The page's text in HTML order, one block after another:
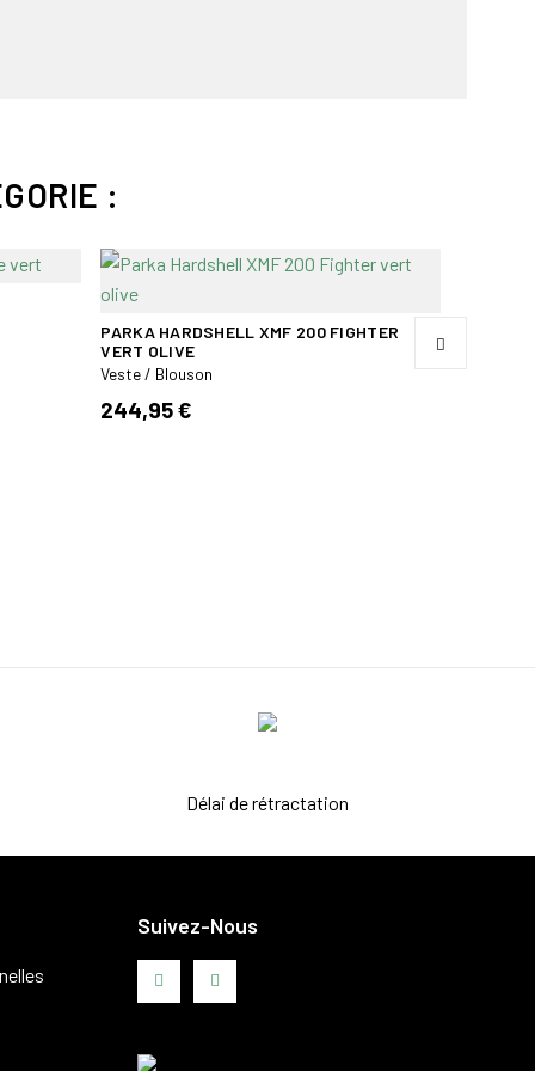
:
PARKA HARDSHELL XMF 200 FIGHTER
VERT OLIVE
Veste / Blouson
244,95 €
Délai de rétractation
Suivez-Nous